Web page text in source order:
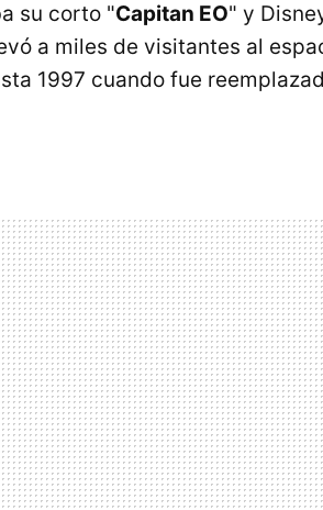
su corto "Capitan EO" y
a miles de visitantes al
1997 cuando fue